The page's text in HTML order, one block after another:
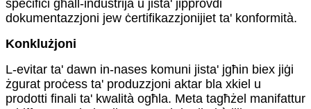
speċifiċi għall-industrija u jista' jipprovdi
dokumentazzjoni jew ċertifikazzjonijiet ta' konformità.
Konklużjoni
L-evitar ta' dawn in-nases komuni jista' jgħin biex jiġi
żgurat proċess ta' produzzjoni aktar bla xkiel u
prodotti finali ta' kwalità ogħla. Meta tagħżel manifattur